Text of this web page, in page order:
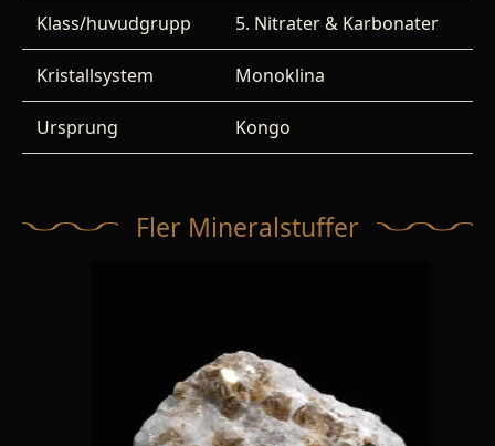
Klass/huvudgrupp 5. Nitrater & Karbonater
Kristallsystem Monoklina
Ursprung Kongo
Fler Mineralstuffer